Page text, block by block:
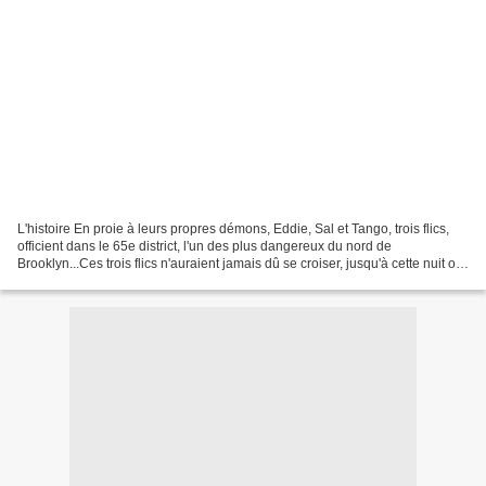
L'histoire En proie à leurs propres démons, Eddie, Sal et Tango, trois flics,
officient dans le 65e district, l'un des plus dangereux du nord de
Brooklyn...Ces trois flics n'auraient jamais dû se croiser, jusqu'à cette nuit où